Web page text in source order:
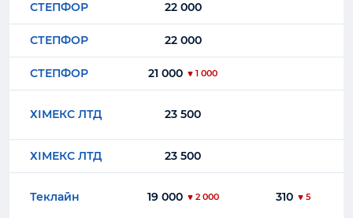
СТЕПФОР 22 000
СТЕПФОР 22 000
СТЕПФОР 21 000 1 000
ХІМЕКС ЛТД 23 500
ХІМЕКС ЛТД 23 500
Теклайн 19 000 2 000 310 5